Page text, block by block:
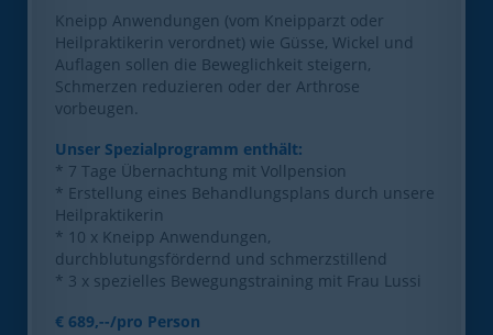
Kneipp Anwendungen (vom Kneipparzt oder
Heilpraktikerin verordnet) wie Güsse, Wickel und
Auflagen sollen die Beweglichkeit steigern,
Schmerzen reduzieren oder der Arthrose
vorbeugen.
Unser Spezialprogramm enthält:
* 7 Tage Übernachtung mit Vollpension
* Erstellung eines Behandlungsplans durch unsere
Heilpraktikerin
* 10 x Kneipp Anwendungen,
durchblutungsfördernd und schmerzstillend
* 3 x spezielles Bewegungstraining mit Frau Lussi
€ 689,--/pro Person